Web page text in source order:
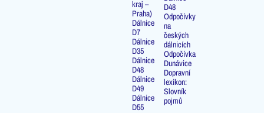
kraj –
Praha)
Dálnice
D7
Dálnice
D35
Dálnice
D48
Dálnice
D49
Dálnice
D55
D48
Odpočívky
na
českých
dálnicích
Odpočívka
Dunávice
Dopravní
lexikon:
Slovník
pojmů